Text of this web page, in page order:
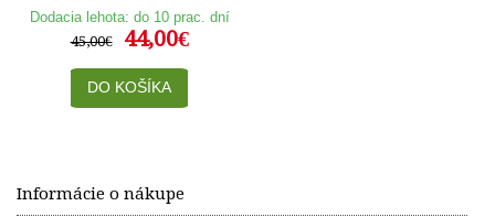
Dodacia lehota: do 10 prac. dní
45,00€
44,00€
DO KOŠÍKA
Informácie o nákupe